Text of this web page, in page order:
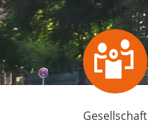
Gesellschaft